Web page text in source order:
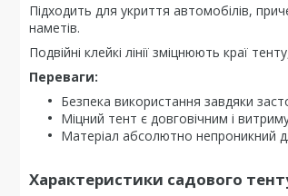
Підходить для укриття автомобілів,
наметів.
Подвійні клейкі лінії зміцнюють краї
Переваги:
Безпека використання завдяки
Міцний тент є довговічним і
Матеріал абсолютно непроникний
Характеристики садового